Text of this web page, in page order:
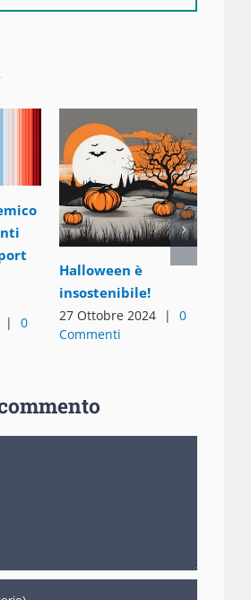
|
0
Halloween è
insostenibile!
27 Ottobre 2024 |
0
Commenti